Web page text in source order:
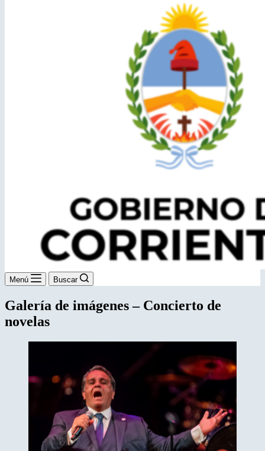
Menú Buscar
Galería de imágenes – Concierto de
novelas